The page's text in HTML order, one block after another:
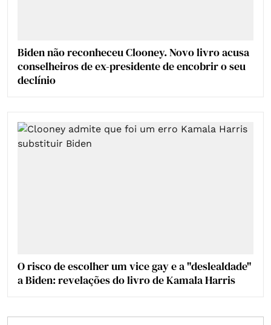
Biden não reconheceu Clooney. Novo livro acusa
conselheiros de ex-presidente de encobrir o seu
declínio
O risco de escolher um vice gay e a "deslealdade"
a Biden: revelações do livro de Kamala Harris